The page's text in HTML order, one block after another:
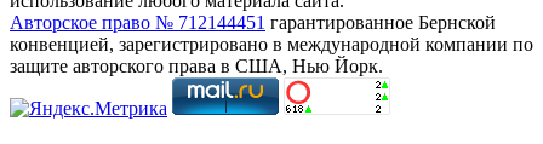
Авторское право № 712144451 гарантированное Бернской
конвенцией, зарегистрировано в международной компании по
защите авторского права в США, Нью Йорк.